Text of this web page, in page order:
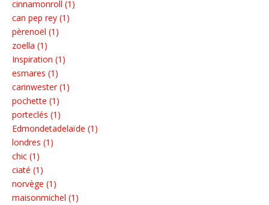
cinnamonroll (1)
can pep rey (1)
pèrenoël (1)
zoella (1)
Inspiration (1)
esmares (1)
carinwester (1)
pochette (1)
porteclés (1)
Edmondetadelaïde (1)
londres (1)
chic (1)
ciaté (1)
norvège (1)
maisonmichel (1)